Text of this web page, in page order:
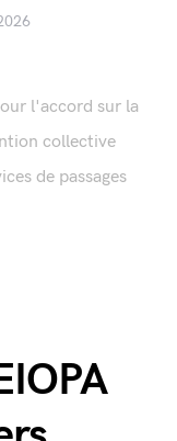
l'accord sur la
collective
de passages